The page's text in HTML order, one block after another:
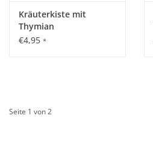
Kräuterkiste mit
Thymian
€4,95 *
Seite 1 von 2